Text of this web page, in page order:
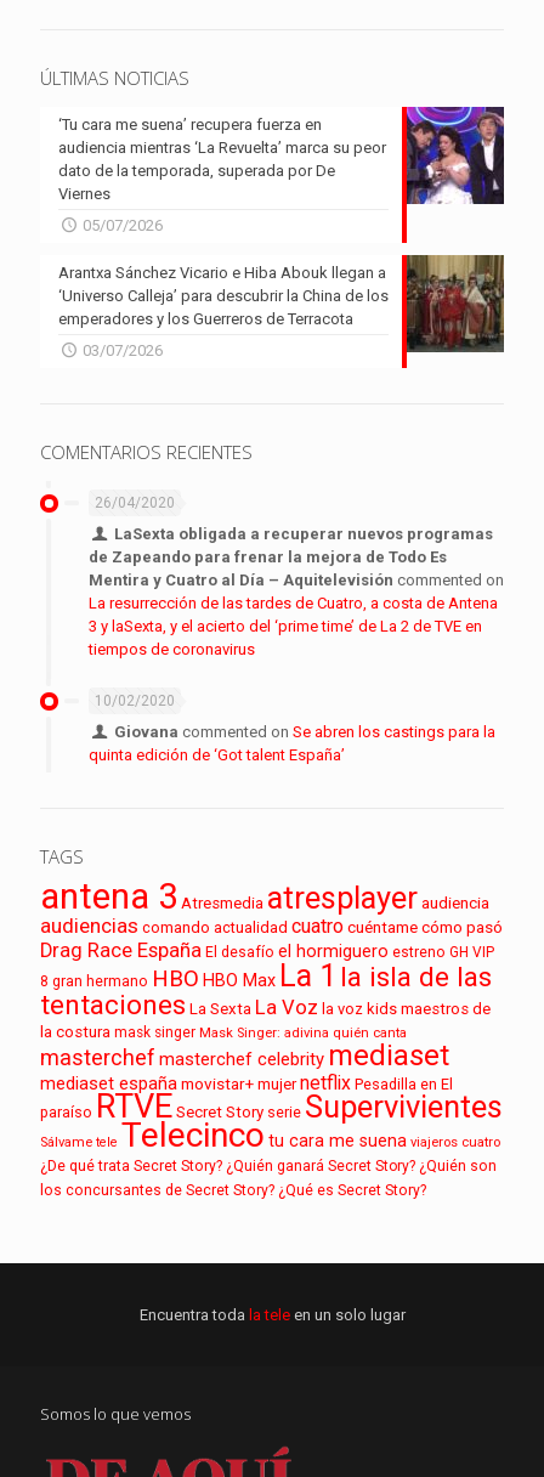
ÚLTIMAS NOTICIAS
‘Tu cara me suena’ recupera fuerza en
audiencia mientras ‘La Revuelta’ marca su peor
dato de la temporada, superada por De
Viernes
05/07/2026
Arantxa Sánchez Vicario e Hiba Abouk llegan a
‘Universo Calleja’ para descubrir la China de los
emperadores y los Guerreros de Terracota
03/07/2026
COMENTARIOS RECIENTES
26/04/2020
LaSexta obligada a recuperar nuevos programas
de Zapeando para frenar la mejora de Todo Es
Mentira y Cuatro al Día – Aquitelevisión commented on
La resurrección de las tardes de Cuatro, a costa de Antena
3 y laSexta, y el acierto del ‘prime time’ de La 2 de TVE en
tiempos de coronavirus
10/02/2020
Giovana commented onSe abren los castings para la
quinta edición de ‘Got talent España’
TAGS
antena 3 Atresmedia atresplayeraudiencia
audiencias comando actualidad cuatrocuéntame cómo pasó
Drag Race España El desafío el hormiguero estreno GH VIP
8 gran hermano HBO HBO Max La 1 la isla de las
tentaciones La Sexta La Voz la voz kids maestros de
la costura mask singer Mask Singer: adivina quién canta
masterchef masterchef celebrity mediaset
mediaset españamovistar+ mujer netflix Pesadilla en El
paraíso RTVE Secret Story serie Supervivientes
Sálvame tele Telecinco tu cara me suena viajeros cuatro
¿De qué trata Secret Story? ¿Quién ganará Secret Story? ¿Quién son
los concursantes de Secret Story? ¿Qué es Secret Story?
Encuentra toda la tele en un solo lugar
Somos lo que vemos